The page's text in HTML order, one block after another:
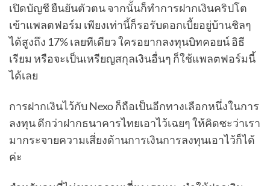
เปิดบัญชี ยืนยันตัวตน จากนั้นก็ทำการฝากเงินคริปโต
เข้าแพลตฟอร์ม เพียงเท่านี้ก็รอรับดอกเบี้ยอยู่บ้านชิลๆ
ได้สูงถึง 17% เลยทีเดียว ใครอยากลงทุนบิทคอยน์ อิธี
เรียม หรือจะเป็นเหรียญสกุลเงินอื่นๆ ก็ใช้แพลตฟอร์มนี้
ได้เลย
การฝากเงินไว้กับ Nexo ก็ถือเป็นอีกทางเลือกหนึ่งในการ
ลงทุน ดีกว่าฝากธนาคารไทยเอาไว้เฉยๆ ให้คิดซะว่าเรา
มากระจายความเสี่ยงด้านการเงินการลงทุนเอาไว้ก็ได้
ค่ะ